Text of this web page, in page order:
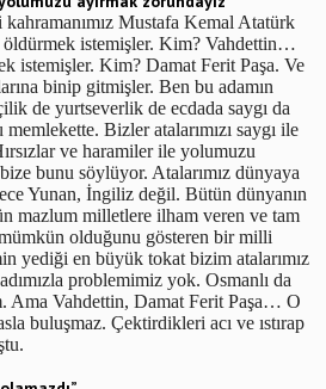
Mustafa Kemal Atatürk
öldürmek istemişler. Kim? Vahdettin…
istemişler. Kim? Damat Ferit Paşa. Ve
binip gitmişler. Ben bu adamın
de yurtseverlik de ecdada saygı da
Bizler atalarımızı saygı ile
ve haramiler ile yolumuzu
bunu söylüyor. Atalarımız dünyaya
Yunan, İngiliz değil. Bütün dünyanın
mazlum milletlere ilham veren ve tam
mümkün olduğunu gösteren bir milli
yediği en büyük tokat bizim atalarımız
problemimiz yok. Osmanlı da
Ama Vahdettin, Damat Ferit Paşa… O
buluşmaz. Çektirdikleri acı ve ıstırap